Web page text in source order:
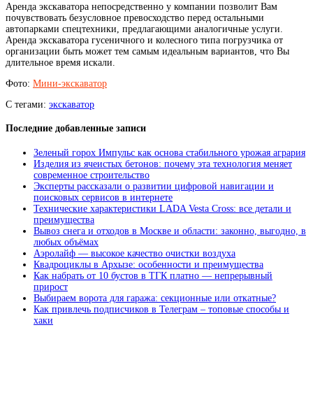
Аренда экскаватора непосредственно у компании позволит Вам
почувствовать безусловное превосходство перед остальными
автопарками спецтехники, предлагающими аналогичные услуги.
Аренда экскаватора гусеничного и колесного типа погрузчика от
организации быть может тем самым идеальным вариантов, что Вы
длительное время искали.
Фото: Мини-экскаватор
С тегами: экскаватор
Последние добавленные записи
Зеленый горох Импульс как основа стабильного урожая агрария
Изделия из ячеистых бетонов: почему эта технология меняет
современное строительство
Эксперты рассказали о развитии цифровой навигации и
поисковых сервисов в интернете
Технические характеристики LADA Vesta Cross: все детали и
преимущества
Вывоз снега и отходов в Москве и области: законно, выгодно, в
любых объёмах
Аэролайф — высокое качество очистки воздуха
Квадроциклы в Архызе: особенности и преимущества
Как набрать от 10 бустов в ТГК платно — непрерывный
прирост
Выбираем ворота для гаража: секционные или откатные?
Как привлечь подписчиков в Телеграм – топовые способы и
хаки